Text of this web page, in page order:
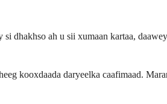
dhakhso ah u sii xumaan kartaa,
kooxdaada daryeelka caafimaad.